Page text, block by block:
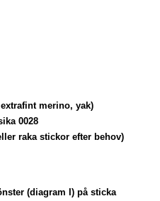
merino, yak)
0028
raka stickor efter behov)
(diagram I) på sticka